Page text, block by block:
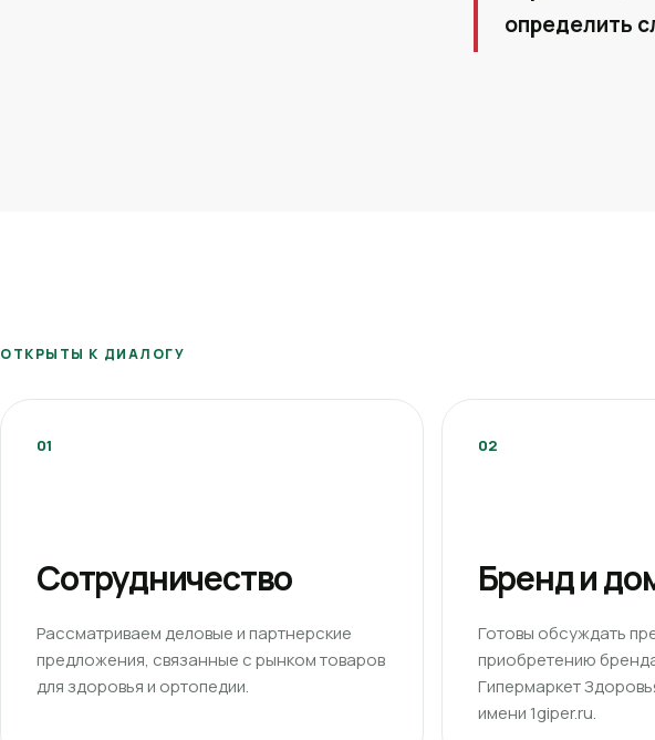
определить
ОТКРЫТЫ К ДИАЛОГУ
01
Сотрудничество
Рассматриваем деловые и партнерские
предложения, связанные с рынком товаров
для здоровья и ортопедии.
02
Бренд и
Готовы обсуждать
приобретению
Гипермаркет
имени 1giper.ru.